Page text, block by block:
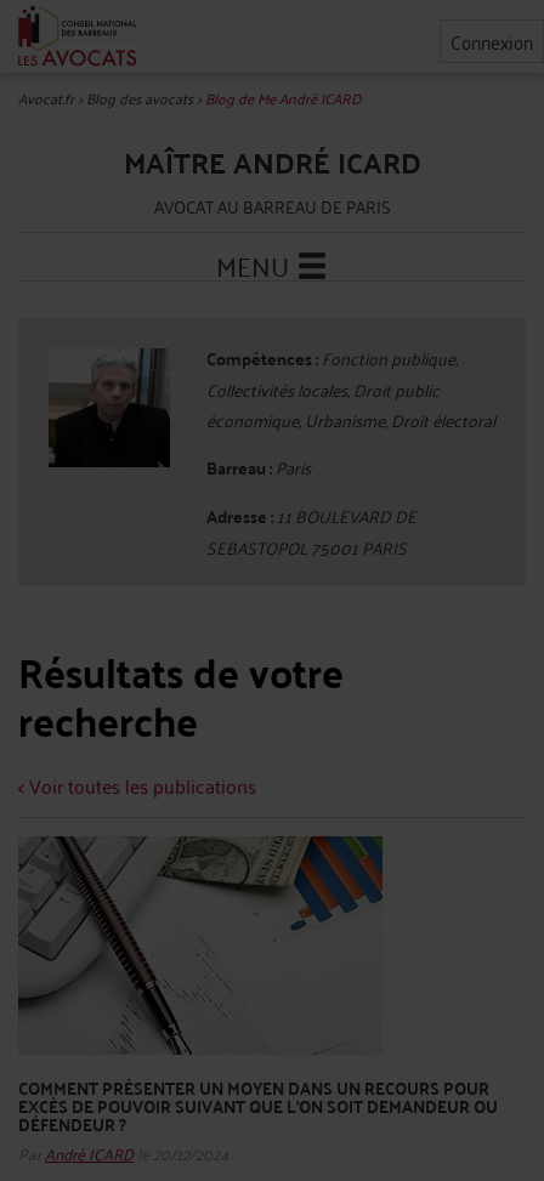
Connexion
Avocat.fr>Blog des avocats>Blog de Me André ICARD
MAÎTRE ANDRÉ ICARD
AVOCAT AU BARREAU DE PARIS
MENU
Compétences : Fonction publique,
Collectivités locales, Droit public
économique, Urbanisme, Droit électoral
Barreau : Paris
Adresse :11 BOULEVARD DE
SEBASTOPOL 75001 PARIS
Résultats de votre
recherche
< Voir toutes les publications
COMMENT PRÉSENTER UN MOYEN DANS UN RECOURS POUR
EXCÈS DE POUVOIR SUIVANT QUE L’ON SOIT DEMANDEUR OU
DÉFENDEUR ?
ParAndré ICARDle 20/12/2024